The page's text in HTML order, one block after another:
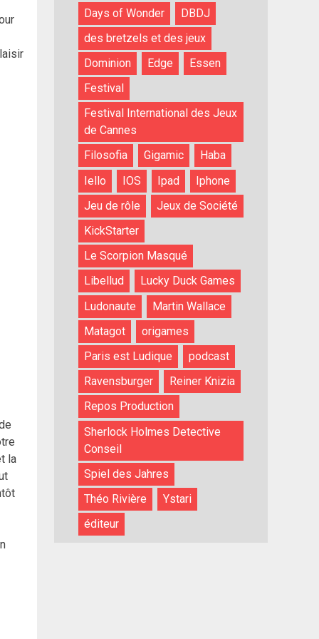
la
Days of Wonder
DBDJ
des bretzels et des jeux
Dominion
Edge
Essen
Festival
Festival International des Jeux
de Cannes
Filosofia
Gigamic
Haba
Iello
IOS Ipad
Iphone
Jeu de rôle
Jeux de Société
KickStarter
Le Scorpion Masqué
Libellud
Lucky Duck Games
Ludonaute
Martin Wallace
Matagot
origames
Paris est Ludique
podcast
Ravensburger
Reiner Knizia
Repos Production
Sherlock Holmes Detective
Conseil
Spiel des Jahres
Théo Rivière
Ystari
éditeur